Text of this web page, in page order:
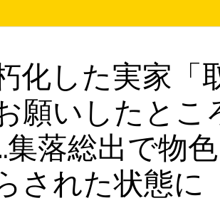
化した実家「
願いしたと
集落総出で物
された状態に